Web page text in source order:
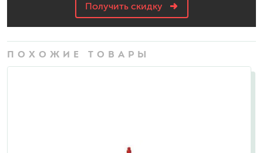
Получить скидку
ПОХОЖИЕ ТОВАРЫ